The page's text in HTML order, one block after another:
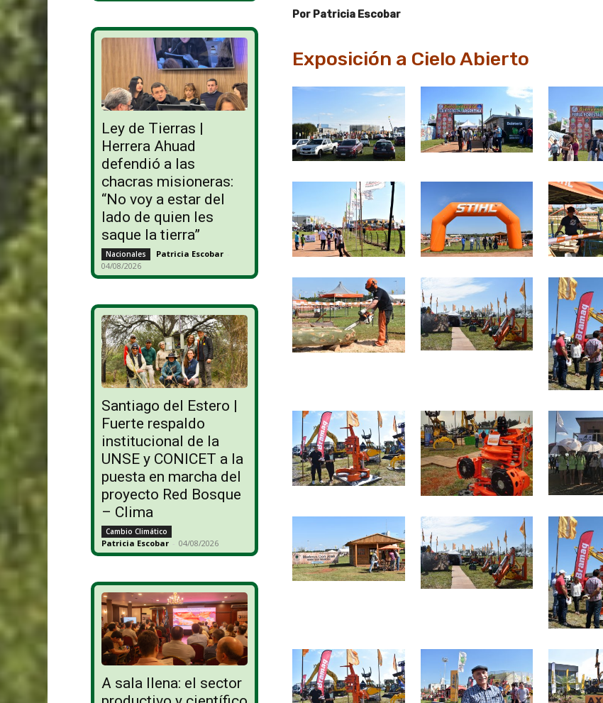
Ley de Tierras |
Herrera Ahuad
defendió a las
chacras misioneras:
“No voy a estar del
lado de quien les
saque la tierra”
Nacionales Patricia Escobar -
04/08/2026
Santiago del Estero |
Fuerte respaldo
institucional de la
UNSE y CONICET a la
puesta en marcha del
proyecto Red Bosque
– Clima
Cambio Climático
Patricia Escobar - 04/08/2026
A sala llena: el sector
Por Patricia Escobar
Exposición a Cielo Abierto